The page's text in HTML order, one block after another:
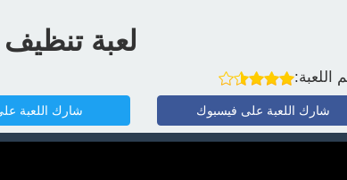
لعبة
اللعبة:
شارك اللعبة شارك اللعبة على فيسبوك